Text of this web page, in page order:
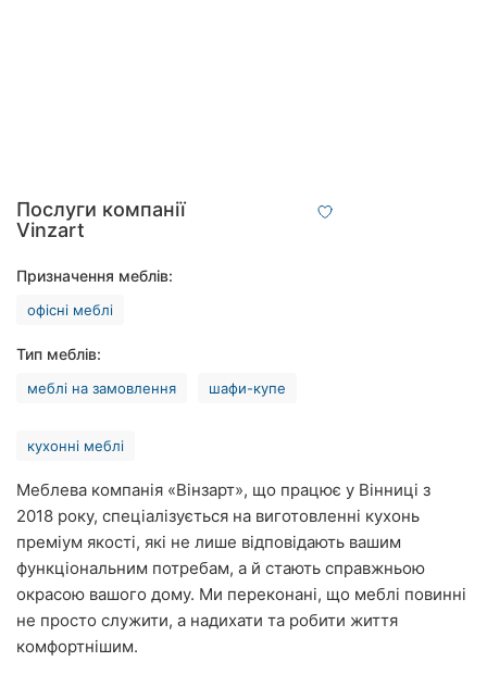
Кропивницький
Київ
Запоріжжя
Кривий
Ріг
Миколаїв
Херсон
Послуги компанії
Vinzart
Призначення меблів:
офісні меблі
Тип меблів:
меблі на замовлення шафи-купе
кухонні меблі
Меблева компанія «Вінзарт», що працює у Вінниці з
2018 року, спеціалізується на виготовленні кухонь
преміум якості, які не лише відповідають вашим
функціональним потребам, а й стають справжньою
окрасою вашого дому. Ми переконані, що меблі повинні
не просто служити, а надихати та робити життя
комфортнішим.